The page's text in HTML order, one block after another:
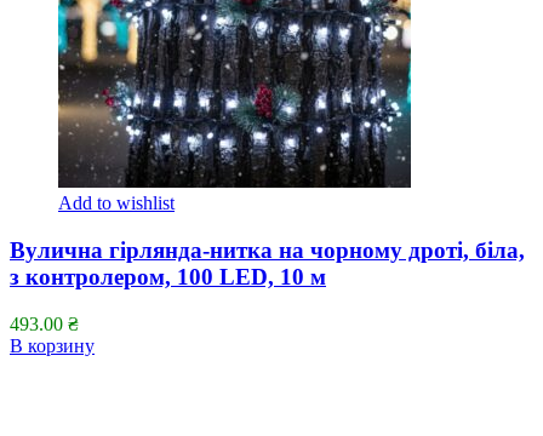
Add to wishlist
Вулична гірлянда-нитка на чорному дроті, біла,
з контролером, 100 LED, 10 м
493.00 ₴
В корзину